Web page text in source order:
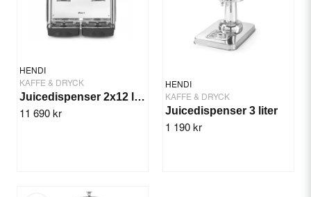
HENDI
KAFFE & DRYCK
Juicedispenser 2x12 liter Arktic
11 690 kr
HENDI
KAFFE & DRYCK
Juicedispenser 3 liter
1 190 kr
Skicka fråga